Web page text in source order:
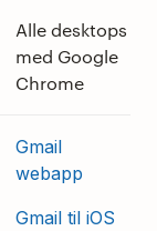
Alle desktops
med Google
Chrome
Gmail
webapp
Gmail til iOS